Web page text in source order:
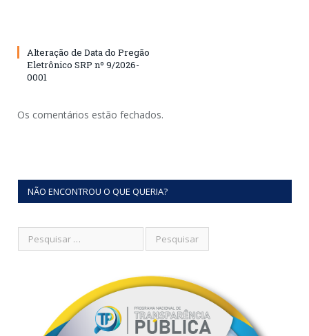
Alteração de Data do Pregão
Eletrônico SRP nº 9/2026-
0001
Os comentários estão fechados.
NÃO ENCONTROU O QUE QUERIA?